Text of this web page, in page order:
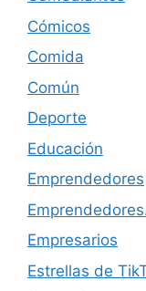
Cómicos
Comida
Común
Deporte
Educación
Emprendedores
Empresarios
Estrellas de